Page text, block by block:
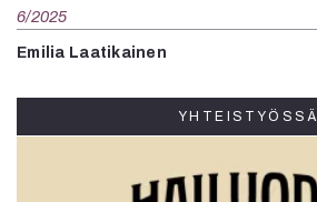
6/2025
Emilia Laatikainen
YHTEISTYÖSSÄ